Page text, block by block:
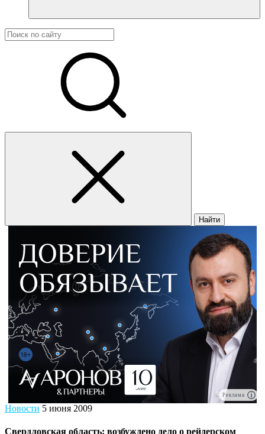
Найти
Реклама
Новости 5 июня 2009
Свердловская область: возбуждено дело о рейдерском